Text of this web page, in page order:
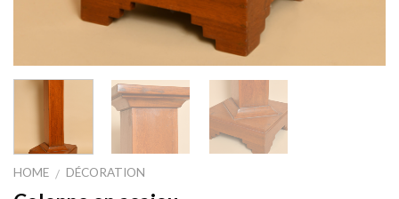
HOME / DÉCORATION